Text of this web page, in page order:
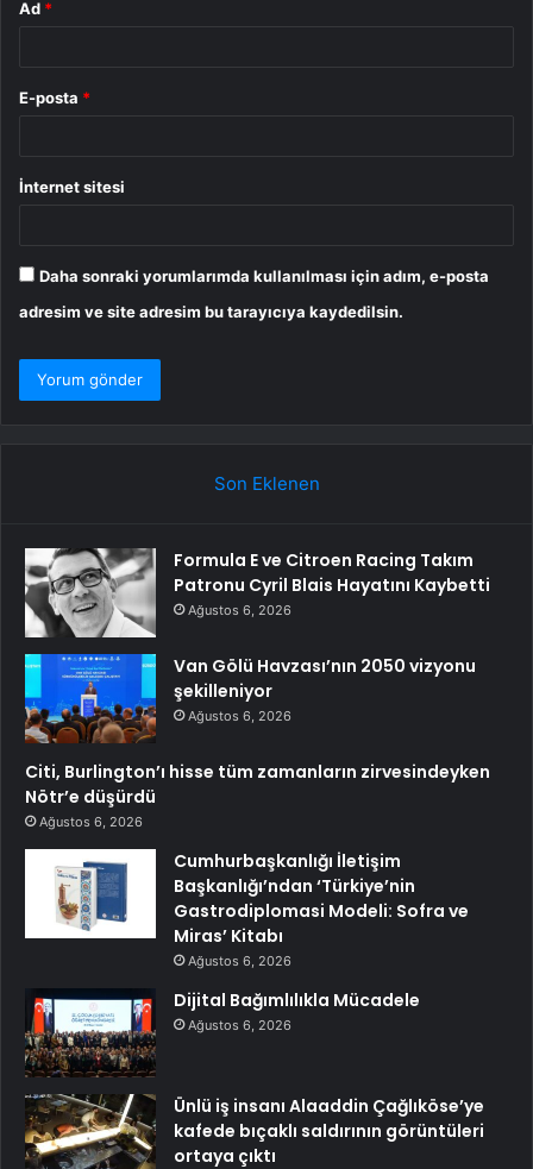
Ad *
E-posta *
İnternet sitesi
Daha sonraki yorumlarımda kullanılması için adım, e-posta
adresim ve site adresim bu tarayıcıya kaydedilsin.
Son Eklenen
Formula E ve Citroen Racing Takım
Patronu Cyril Blais Hayatını Kaybetti
Ağustos 6, 2026
Van Gölü Havzası’nın 2050 vizyonu
şekilleniyor
Ağustos 6, 2026
Citi, Burlington’ı hisse tüm zamanların zirvesindeyken
Nötr’e düşürdü
Ağustos 6, 2026
Cumhurbaşkanlığı İletişim
Başkanlığı’ndan ‘Türkiye’nin
Gastrodiplomasi Modeli: Sofra ve
Miras’ Kitabı
Ağustos 6, 2026
Dijital Bağımlılıkla Mücadele
Ağustos 6, 2026
Ünlü iş insanı Alaaddin Çağlıköse’ye
kafede bıçaklı saldırının görüntüleri
ortaya çıktı